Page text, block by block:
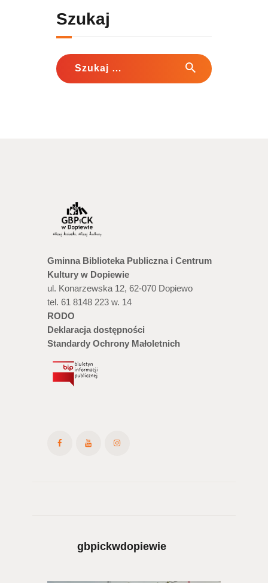
Szukaj
Szukaj:
Gminna Biblioteka Publiczna i Centrum
Kultury w Dopiewie
ul. Konarzewska 12, 62-070 Dopiewo
tel. 61 8148 223 w. 14
RODO
Deklaracja dostępności
Standardy Ochrony Małoletnich
gbpickwdopiewie